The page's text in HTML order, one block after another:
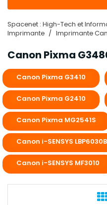
Spacenet : High-Tech et
Imprimante
Imprimante
Canon Pixma
Canon Pixma G3410
Canon Pixma G2410
Canon Pixma MG2541S
Canon i-SENSYS LBP6030B
Canon i-SENSYS MF3010